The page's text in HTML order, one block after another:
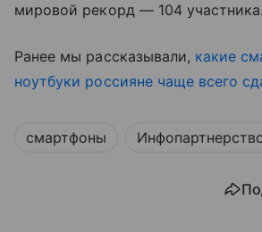
мировой рекорд — 104 участника.
Ранее мы рассказывали, какие
ноутбуки россияне чаще всего
смартфоны